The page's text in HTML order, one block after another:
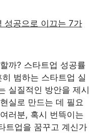
까? 스타트업 성공률
범하는 스타트업 실
실질적인 방안을 제시
실로 만드는 데 필요
러분, 혹시 번뜩이는
트업을 꿈꾸고 계신가